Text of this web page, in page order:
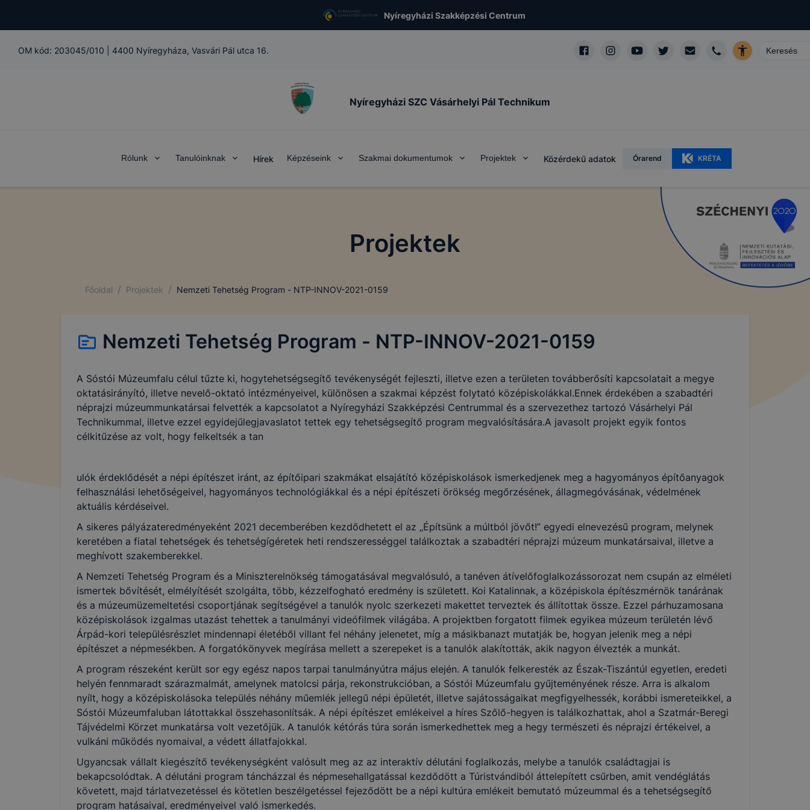
Nyíregyházi Szakképzési Centrum
OM kód: 203045/010 4400 Nyíregyháza, Vasvári Pál utca 16.
Nyíregyházi SZC Vásárhelyi Pál Technikum
Rólunk Tanulóinknak Hírek Képzéseink Szakmai dokumentumok Projektek Közérdekű adatok Órarend KRÉTA
Projektek
Főoldal / Projektek / Nemzeti Tehetség Program - NTP-INNOV-2021-0159
Nemzeti Tehetség Program - NTP-INNOV-2021-0159
A Sóstói Múzeumfalu célul tűzte ki, hogytehetségsegítő tevékenységét fejleszti, illetve ezen a területen továbberősíti kapcsolatait a megye
oktatásirányító, illetve nevelő-oktató intézményeivel, különösen a szakmai képzést folytató középiskolákkal.Ennek érdekében a szabadtéri
néprajzi múzeummunkatársai felvették a kapcsolatot a Nyíregyházi Szakképzési Centrummal és a szervezethez tartozó Vásárhelyi Pál
Technikummal, illetve ezzel egyidejűlegjavaslatot tettek egy tehetségsegítő program megvalósítására.A javasolt projekt egyik fontos
célkitűzése az volt, hogy felkeltsék a tan
ulók érdeklődését a népi építészet iránt, az építőipari szakmákat elsajátító középiskolások ismerkedjenek meg a hagyományos építőanyagok
felhasználási lehetőségeivel, hagyományos technológiákkal és a népi építészeti örökség megőrzésének, állagmegóvásának, védelmének
aktuális kérdéseivel.
A sikeres pályázateredményeként 2021 decemberében kezdődhetett el az „Építsünk a múltból jövőt!” egyedi elnevezésű program, melynek
keretében a fiatal tehetségek és tehetségígéretek heti rendszerességgel találkoztak a szabadtéri néprajzi múzeum munkatársaival, illetve a
meghívott szakemberekkel.
A Nemzeti Tehetség Program és a Miniszterelnökség támogatásával megvalósuló, a tanéven átívelőfoglalkozássorozat nem csupán az elméleti
ismertek bővítését, elmélyítését szolgálta, több, kézzelfogható eredmény is született. Koi Katalinnak, a középiskola építészmérnök tanárának
és a múzeumüzemeltetési csoportjának segítségével a tanulók nyolc szerkezeti makettet terveztek és állítottak össze. Ezzel párhuzamosana
középiskolások izgalmas utazást tehettek a tanulmányi videófilmek világába. A projektben forgatott filmek egyikea múzeum területén lévő
Árpád-kori településrészlet mindennapi életéből villant fel néhány jelenetet, míg a másikbanazt mutatják be, hogyan jelenik meg a népi
építészet a népmesékben. A forgatókönyvek megírása mellett a szerepeket is a tanulók alakították, akik nagyon élvezték a munkát.
A program részeként került sor egy egész napos tarpai tanulmányútra május elején. A tanulók felkeresték az Észak-Tiszántúl egyetlen, eredeti
helyén fennmaradt szárazmalmát, amelynek matolcsi párja, rekonstrukcióban, a Sóstói Múzeumfalu gyűjteményének része. Arra is alkalom
nyílt, hogy a középiskolásoka település néhány műemlék jellegű népi épületét, illetve sajátosságaikat megfigyelhessék, korábbi ismereteikkel, a
Sóstói Múzeumfaluban látottakkal összehasonlítsák. A népi építészet emlékeivel a híres Szőlő-hegyen is találkozhattak, ahol a Szatmár-Beregi
Tájvédelmi Körzet munkatársa volt vezetőjük. A tanulók kétórás túra során ismerkedhettek meg a hegy természeti és néprajzi értékeivel, a
vulkáni működés nyomaival, a védett állatfajokkal.
Ugyancsak vállalt kiegészítő tevékenységként valósult meg az az interaktív délutáni foglalkozás, melybe a tanulók családtagjai is
bekapcsolódtak. A délutáni program táncházzal és népmesehallgatással kezdődött a Túristvándiból áttelepített csűrben, amit vendéglátás
követett, majd tárlatvezetéssel és kötetlen beszélgetéssel fejeződött be a népi kultúra emlékeit bemutató múzeummal és a tehetségsegítő
program hatásaival, eredményeivel való ismerkedés.